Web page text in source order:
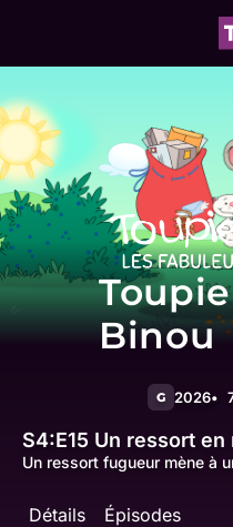
Binou
G 2026
S4:E15 Un ressort en
Un ressort fugueur mène à
Détails Épisodes